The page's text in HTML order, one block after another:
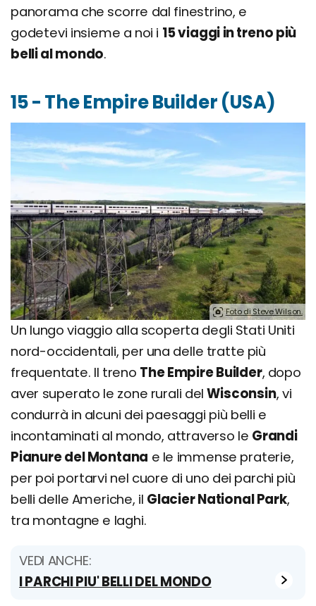
panorama che scorre dal finestrino, e
godetevi insieme a noi i 15 viaggi in treno più
belli al mondo.
15 - The Empire Builder (USA)
Foto di Steve Wilson.
Un lungo viaggio alla scoperta degli Stati Uniti
nord-occidentali, per una delle tratte più
frequentate. Il treno The Empire Builder, dopo
aver superato le zone rurali delWisconsin, vi
condurrà in alcuni dei paesaggi più belli e
incontaminati al mondo, attraverso le Grandi
Pianure del Montana e le immense praterie,
per poi portarvi nel cuore di uno dei parchi più
belli delle Americhe, il Glacier National Park,
tra montagne e laghi.
VEDI ANCHE:
I PARCHI PIU' BELLI DEL MONDO